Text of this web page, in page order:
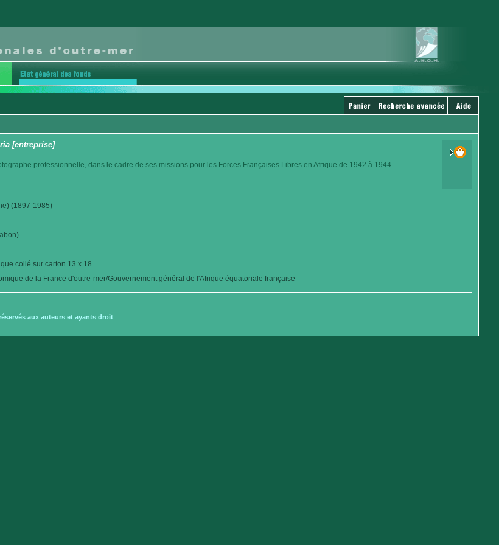
[entreprise]
professionnelle, dans le cadre de ses missions pour les Forces Françaises Libres en Afrique de 1942 à 1944.
(1897-1985)
collé sur carton 13 x 18
de la France d'outre-mer/Gouvernement général de l'Afrique équatoriale française
aux auteurs et ayants droit